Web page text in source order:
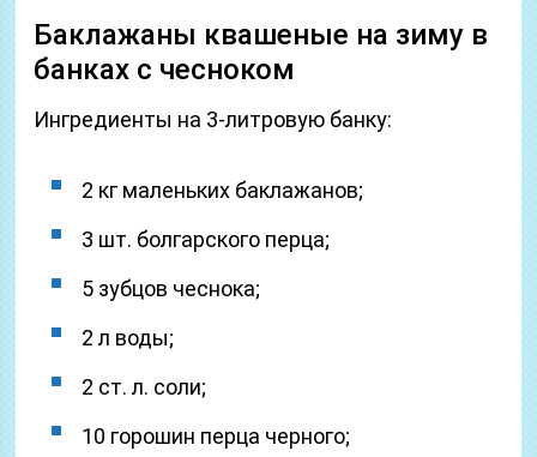
Баклажаны квашеные на зиму в
банках с чесноком
Ингредиенты на 3-литровую банку:
2 кг маленьких баклажанов;
3 шт. болгарского перца;
5 зубцов чеснока;
2 л воды;
2 ст. л. соли;
10 горошин перца черного;